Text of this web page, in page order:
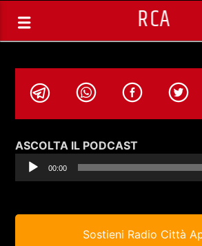
RCA
ASCOLTA IL PODCAST
Player
00:00
Sostieni Radio Città